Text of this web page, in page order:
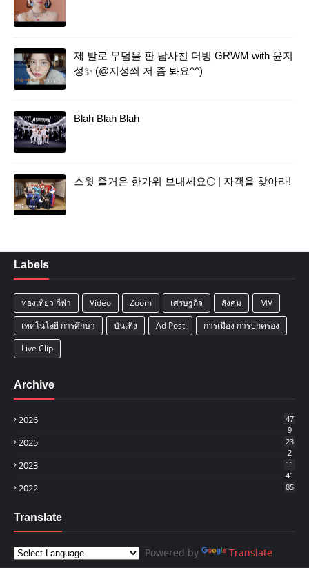
제 발로 무덤을 판 남사친 더빙 GRWM with 윤지
성✨ (@지성씌 저 좀 봐요^^)
Blah Blah Blah
스윗 즐거운 한가위 보내세요🌕 | 자객을 찾아라!
Labels
ท่องเที่ยว กีฬา Video Zoom เศรษฐกิจ สังคม
MV
เทคโนโลยี การศึกษา
บันเทิง Ad Post
การเมือง การปกครอง
Live Clip
Archive
2026
47
9
2025
23
2
2023
11
41
2022 85
Translate
Powered by Translate